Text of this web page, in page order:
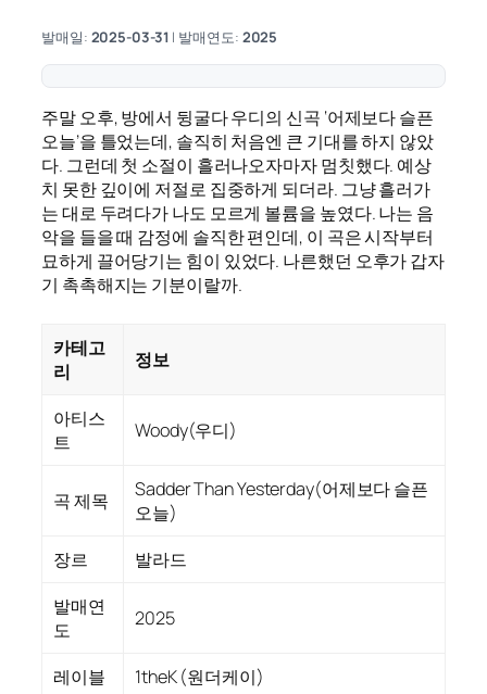
발매일: 2025-03-31 | 발매연도: 2025
주말 오후, 방에서 뒹굴다 우디의 신곡 ‘어제보다 슬픈
오늘’을 틀었는데, 솔직히 처음엔 큰 기대를 하지 않았
다. 그런데 첫 소절이 흘러나오자마자 멈칫했다. 예상
치 못한 깊이에 저절로 집중하게 되더라. 그냥 흘러가
는 대로 두려다가 나도 모르게 볼륨을 높였다. 나는 음
악을 들을 때 감정에 솔직한 편인데, 이 곡은 시작부터
묘하게 끌어당기는 힘이 있었다. 나른했던 오후가 갑자
기 촉촉해지는 기분이랄까.
카테고
리
정보
아티스
트
Woody(우디)
곡 제목
Sadder Than Yesterday(어제보다 슬픈
오늘)
장르
발라드
발매연
도
2025
레이블 1theK (원더케이)